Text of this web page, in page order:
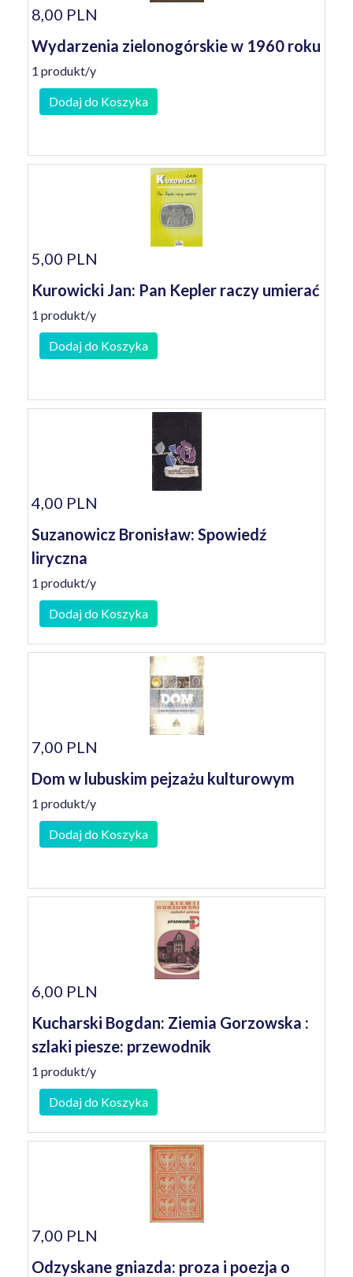
8,00 PLN
Wydarzenia zielonogórskie w 1960 roku
1 produkt/y
Dodaj do Koszyka
5,00 PLN
Kurowicki Jan: Pan Kepler raczy umierać
1 produkt/y
Dodaj do Koszyka
4,00 PLN
Suzanowicz Bronisław: Spowiedź
liryczna
1 produkt/y
Dodaj do Koszyka
7,00 PLN
Dom w lubuskim pejzażu kulturowym
1 produkt/y
Dodaj do Koszyka
6,00 PLN
Kucharski Bogdan: Ziemia Gorzowska :
szlaki piesze: przewodnik
1 produkt/y
Dodaj do Koszyka
7,00 PLN
Odzyskane gniazda: proza i poezja o